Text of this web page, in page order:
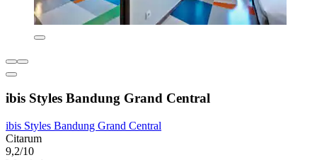
ibis Styles Bandung Grand Central
ibis Styles Bandung Grand Central
Citarum
9,2/10